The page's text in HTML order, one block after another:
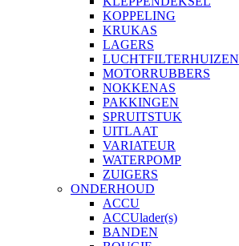
KOPPELING
KRUKAS
LAGERS
LUCHTFILTERHUIZEN
MOTORRUBBERS
NOKKENAS
PAKKINGEN
SPRUITSTUK
UITLAAT
VARIATEUR
WATERPOMP
ZUIGERS
ONDERHOUD
ACCU
ACCUlader(s)
BANDEN